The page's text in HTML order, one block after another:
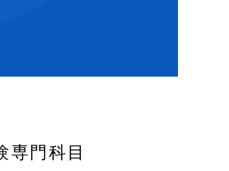
専門科目